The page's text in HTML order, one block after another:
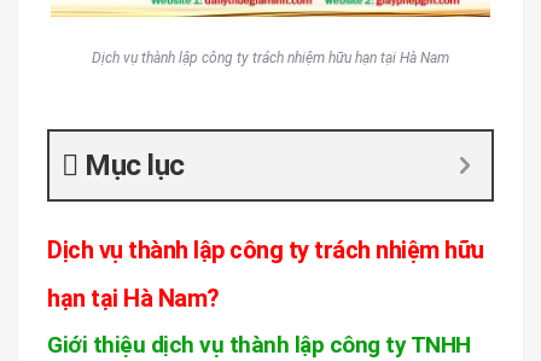
Dịch vụ thành lập công ty trách nhiệm hữu hạn tại Hà Nam
Mục lục
Dịch vụ thành lập công ty trách nhiệm hữu
hạn tại Hà Nam?
Giới thiệu dịch vụ thành lập công ty TNHH